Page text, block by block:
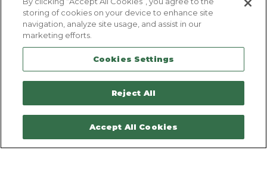
Cookie Policy
Legal Notice
Sitemap
Contactez-nous
storing of cookies on your device to enhance site
navigation, analyze site usage, and assist in our
marketing efforts.
Cookies Settings
Reject All
Accept All Cookies